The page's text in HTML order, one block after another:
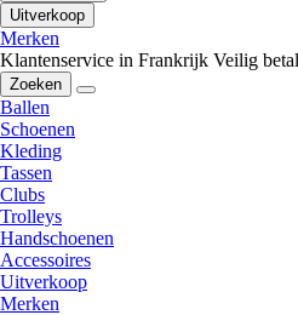
Uitverkoop
Merken
Klantenservice in Frankrijk Veilig
Zoeken
Ballen
Schoenen
Kleding
Tassen
Clubs
Trolleys
Handschoenen
Accessoires
Uitverkoop
Merken